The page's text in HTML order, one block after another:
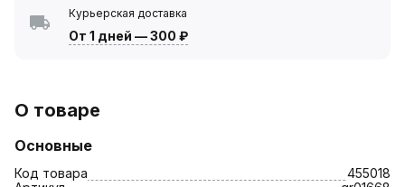
Курьерская доставка
От 1 дней —300 ₽
О товаре
Основные
Код товара
455018